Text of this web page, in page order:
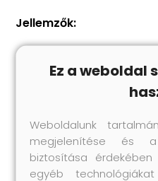
Jellemzők:
Hossza: 519-580 cm
Szélessége: 294 cm
Rendkívül szakítás-
Tárolózsák tartozik
Anyag: Poliészter:
Ez a weboldal
Weboldalunk
megjelenítése és
biztosítása
egyéb